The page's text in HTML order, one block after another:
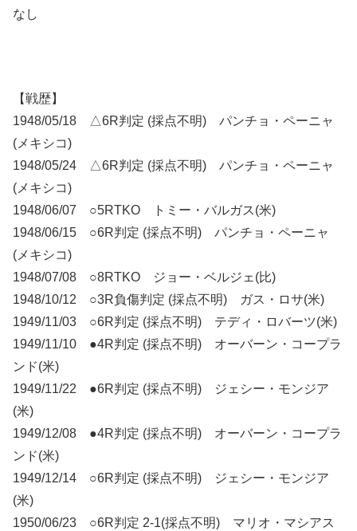
なし
【戦歴】
1948/05/18 △6R判定 (採点不明) パンチョ・ペーニャ
(メキシコ)
1948/05/24 △6R判定 (採点不明) パンチョ・ペーニャ
(メキシコ)
1948/06/07 ○5RTKO トミー・バルガス(米)
1948/06/15 ○6R判定 (採点不明) パンチョ・ペーニャ
(メキシコ)
1948/07/08 ○8RTKO ジョー・ベルジェ(比)
1948/10/12 ○3R負傷判定 (採点不明) ガス・ロサ(米)
1949/11/03 ○6R判定 (採点不明) テディ・ロバーツ(米)
1949/11/10 ●4R判定 (採点不明) オーバーン・コープラ
ンド(米)
1949/11/22 ●6R判定 (採点不明) ジェシー・モンジア
(米)
1949/12/08 ●4R判定 (採点不明) オーバーン・コープラ
ンド(米)
1949/12/14 ○6R判定 (採点不明) ジェシー・モンジア
(米)
1950/06/23 ○6R判定 2-1(採点不明) マリオ・マシアス